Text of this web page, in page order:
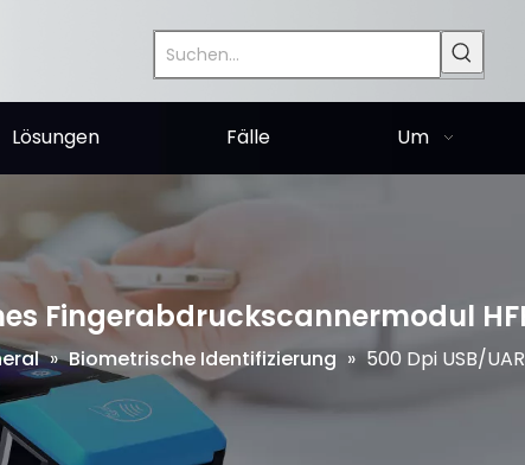
Lösungen Fälle Um
Fingerabdruckscannermodul
» Biometrische Identifizierung » 500 Dpi USB/